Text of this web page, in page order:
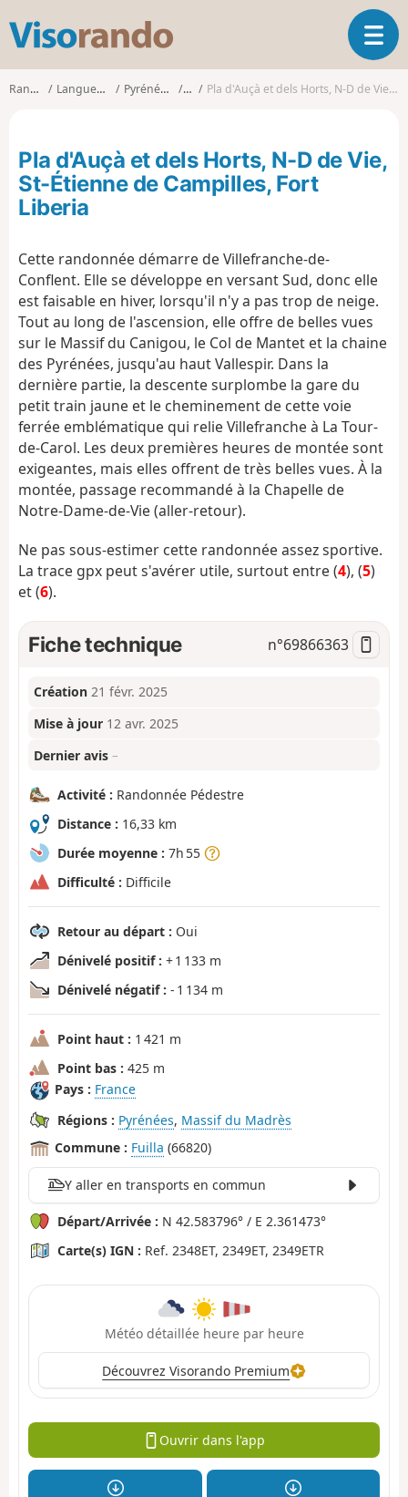
s
d
o
O
u
v
l
g
t
o
Randonnées Languedoc-Roussillon Pyrénées-Orientales FuillaPla d'Auçà et dels Horts, N-D de Vie, St-Étienne de Campilles, Fort Liberia
Pla d'Auçà et dels Horts, N-D de Vie,
St-Étienne de Campilles, Fort
Liberia
Cette randonnée démarre de Villefranche-de-
Conflent. Elle se développe en versant Sud, donc elle
est faisable en hiver, lorsqu'il n'y a pas trop de neige.
Tout au long de l'ascension, elle offre de belles vues
sur le Massif du Canigou, le Col de Mantet et la chaine
des Pyrénées, jusqu'au haut Vallespir. Dans la
dernière partie, la descente surplombe la gare du
petit train jaune et le cheminement de cette voie
ferrée emblématique qui relie Villefranche à La Tour-
de-Carol. Les deux premières heures de montée sont
exigeantes, mais elles offrent de très belles vues. À la
montée, passage recommandé à la Chapelle de
Notre-Dame-de-Vie (aller-retour).
Ne pas sous-estimer cette randonnée assez sportive.
La trace gpx peut s'avérer utile, surtout entre (4), (5)
et (6).
Fiche technique n°69866363
Création 21 févr. 2025
Mise à jour 12 avr. 2025
Dernier avis –
Activité : Randonnée Pédestre
Distance : 16,33 km
Durée moyenne : 7h 55
Difficulté : Difficile
Retour au départ : Oui
Dénivelé positif : + 1 133 m
Dénivelé négatif : - 1 134 m
Point haut : 1 421 m
Point bas : 425 m
Pays : France
Régions : Pyrénées, Massif du Madrès
Commune : Fuilla (66820)
Y aller en transports en commun
Départ/Arrivée : N 42.583796° / E 2.361473°
Carte(s) IGN : Ref. 2348ET, 2349ET, 2349ETR
Météo détaillée heure par heure
Découvrez Visorando Premium
Ouvrir dans l'app